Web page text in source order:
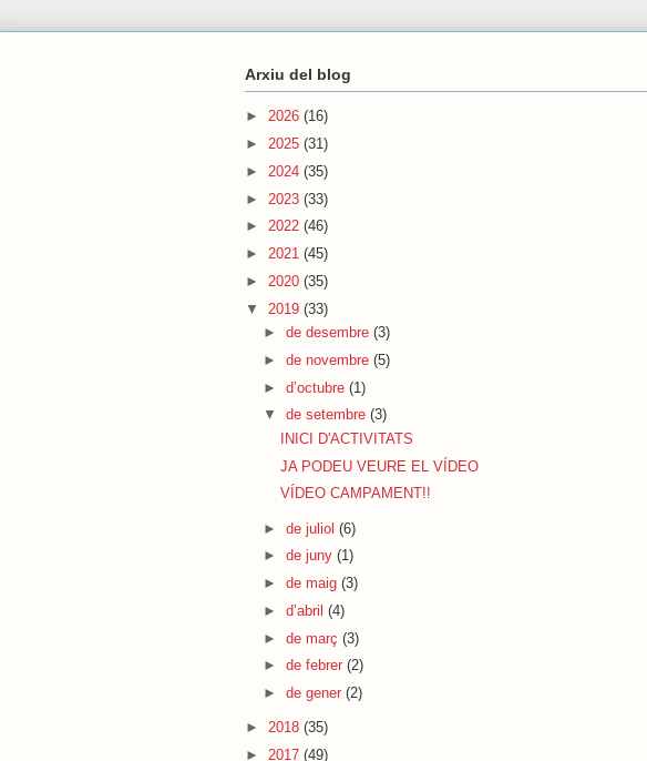
Arxiu del blog
► 2026 (16)
► 2025 (31)
► 2024 (35)
► 2023 (33)
► 2022 (46)
► 2021 (45)
► 2020 (35)
▼ 2019 (33)
► de desembre (3)
► de novembre (5)
► d’octubre (1)
▼ de setembre (3)
INICI D'ACTIVITATS
JA PODEU VEURE EL VÍDEO
VÍDEO CAMPAMENT!!
► de juliol (6)
► de juny (1)
► de maig (3)
► d’abril (4)
► de març (3)
► de febrer (2)
► de gener (2)
► 2018 (35)
► 2017 (49)